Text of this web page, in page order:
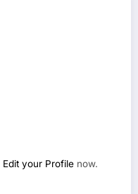
Edit your Profile now.